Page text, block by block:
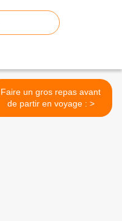
Faire un gros repas avant
de partir en voyage : >